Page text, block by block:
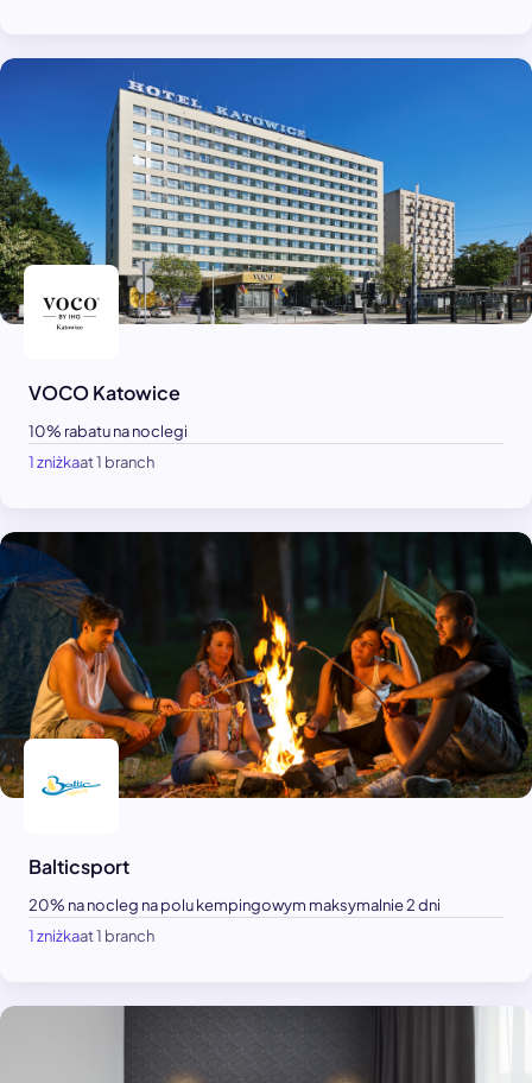
VOCO Katowice
10% rabatu na noclegi
1 zniżkaat 1 branch
Balticsport
20% na nocleg na polu kempingowym maksymalnie 2 dni
1 zniżkaat 1 branch